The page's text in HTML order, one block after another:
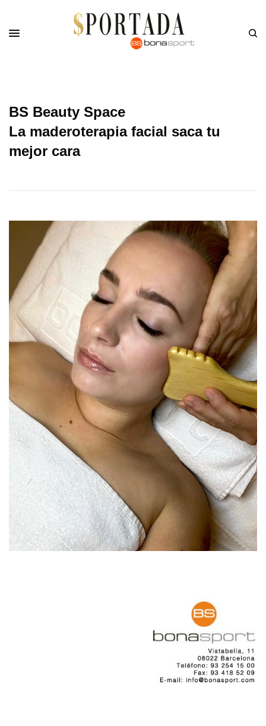
BS Beauty Space
La maderoterapia facial saca tu
mejor cara